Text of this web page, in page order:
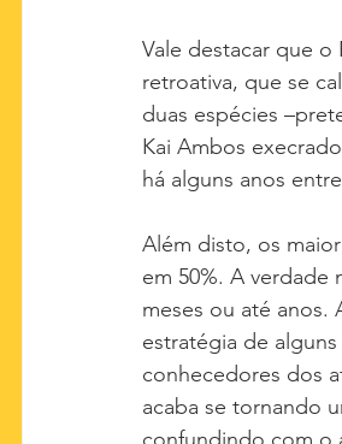
Vale destacar que
retroativa, que se
duas espécies
Kai Ambos
há alguns anos
Além disto, os
em 50%. A verdade
meses ou até
estratégia de
conhecedores dos
acaba se tornando